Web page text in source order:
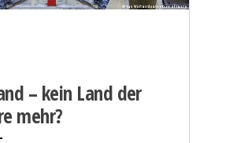
– kein Land der
mehr?